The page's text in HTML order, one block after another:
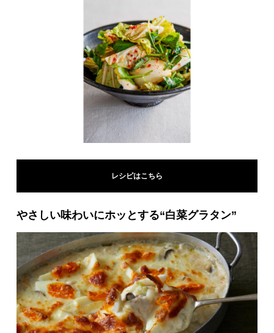
レシピはこちら
やさしい味わいにホッとする“白菜グラタン”